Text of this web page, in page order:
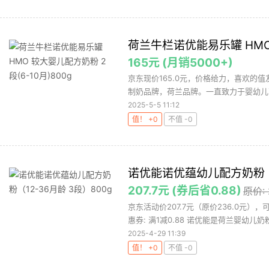
荷兰牛栏诺优能易乐罐
165元 (月销5000+)
京东现价165.0元，价格给力，喜欢的
制奶品牌，荷兰品牌。一直致力于婴幼
2025-5-5 11:12
值！ +0
不值 -0
诺优能诺优蕴幼儿配方奶
207.7元 (券后省0.88) 原价:
京东活动价207.7元（原价236.0元），
惠券: 满1减0.88 诺优能是荷兰婴幼儿奶
2025-4-29 11:39
值！ +0
不值 -0